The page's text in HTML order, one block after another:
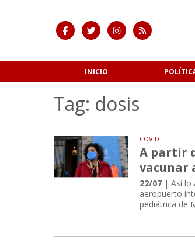
INICIO
Tag: dosis
COVID
A partir
vacunar
22/07 | Así lo
aeropuerto
pediátrica de